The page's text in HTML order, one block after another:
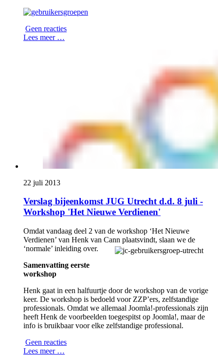
Geen reacties
Lees meer …
22 juli 2013
Verslag bijeenkomst JUG Utrecht d.d. 8 juli -
Workshop 'Het Nieuwe Verdienen'
Omdat vandaag deel 2 van de workshop ‘Het Nieuwe
Verdienen’ van Henk van Cann plaatsvindt, slaan we de
‘normale’ inleiding over.
Samenvatting eerste
workshop
Henk gaat in een halfuurtje door de workshop van de vorige
keer. De workshop is bedoeld voor ZZP’ers, zelfstandige
professionals. Omdat we allemaal Joomla!-professionals zijn
heeft Henk de voorbeelden toegespitst op Joomla!, maar de
info is bruikbaar voor elke zelfstandige professional.
Geen reacties
Lees meer …